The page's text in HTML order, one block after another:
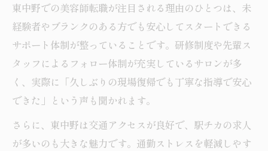
駅近で通勤便利な美容師正社員求人の魅力
美容師が駅近求人を選ぶべき理由とは
東中野駅近で働く美容師のメリット特集
美容師正社員求人を駅近で探すコツ
駅近美容師求人でワークライフバランス向
上
福利厚生充実の美容師求人を東中野で発見
東中野での美容師転職が注目される理由のひとつは、未
経験者やブランクのある方でも安心してスタートできる
サポート体制が整っていることです。研修制度や先輩ス
タッフによるフォロー体制が充実しているサロンが多
く、実際に「久しぶりの現場復帰でも丁寧な指導で安心
できた」という声も聞かれます。
さらに、東中野は交通アクセスが良好で、駅チカの求人
が多いのも大きな魅力です。通勤ストレスを軽減しやす